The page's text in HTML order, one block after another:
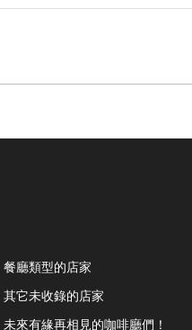
餐廳類型的店家
其它未收錄的店家
未來有緣再相見的咖啡廳們！